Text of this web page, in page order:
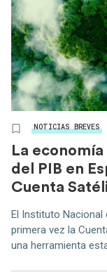
NOTICIAS BREVES
La
del PIB en
Cuenta
El Instituto Nacional
primera vez la
una herramienta